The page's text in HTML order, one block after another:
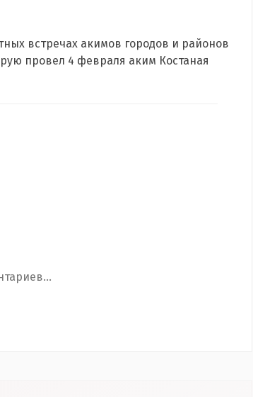
встречах акимов городов и районов
провел 4 февраля аким Костаная